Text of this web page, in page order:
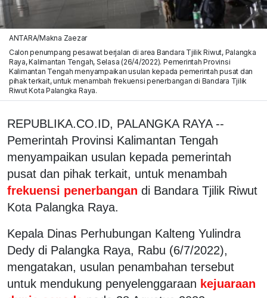
ANTARA/Makna Zaezar
Calon penumpang pesawat berjalan di area Bandara Tjilik Riwut, Palangka
Raya, Kalimantan Tengah, Selasa (26/4/2022). Pemerintah Provinsi
Kalimantan Tengah menyampaikan usulan kepada pemerintah pusat dan
pihak terkait, untuk menambah frekuensi penerbangan di Bandara Tjilik
Riwut Kota Palangka Raya.
REPUBLIKA.CO.ID, PALANGKA RAYA --
Pemerintah Provinsi Kalimantan Tengah
menyampaikan usulan kepada pemerintah
pusat dan pihak terkait, untuk menambah
frekuensi penerbangan di Bandara Tjilik Riwut
Kota Palangka Raya.
Kepala Dinas Perhubungan Kalteng Yulindra
Dedy di Palangka Raya, Rabu (6/7/2022),
mengatakan, usulan penambahan tersebut
untuk mendukung penyelenggaraan kejuaraan